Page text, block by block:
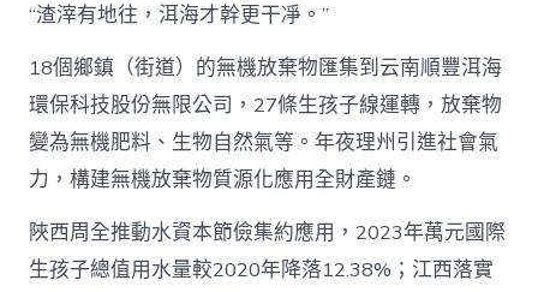
“渣滓有地往，洱海才幹更干凈。”
18個鄉鎮（街道）的無機放棄物匯集到云南順豐洱海
環保科技股份無限公司，27條生孩子線運轉，放棄物
變為無機肥料、生物自然氣等。年夜理州引進社會氣
力，構建無機放棄物質源化應用全財產鏈。
陜西周全推動水資本節儉集約應用，2023年萬元國際
生孩子總值用水量較2020年降落12.38%；江西落實